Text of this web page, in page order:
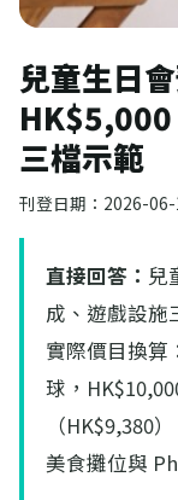
兒童生日
三檔示範
刊登日期： 2026-
直接回答： 兒
成、遊戲設施
實際價目換算
球，
（HK$9,380
美食攤位與